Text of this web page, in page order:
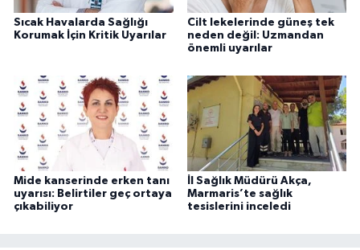
Sıcak Havalarda Sağlığı
Korumak İçin Kritik Uyarılar
Cilt lekelerinde güneş tek
neden değil: Uzmandan
önemli uyarılar
Mide kanserinde erken tanı
uyarısı: Belirtiler geç ortaya
çıkabiliyor
İl Sağlık Müdürü Akça,
Marmaris’te sağlık
tesislerini inceledi